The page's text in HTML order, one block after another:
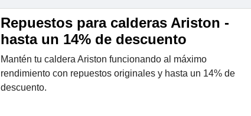
Repuestos para calderas Ariston -
hasta un 14% de descuento
Mantén tu caldera Ariston funcionando al máximo
rendimiento con repuestos originales y hasta un 14% de
descuento.